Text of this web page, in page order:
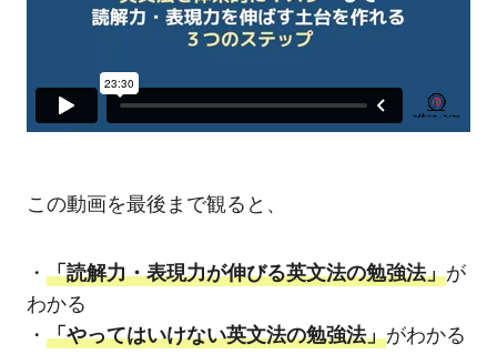
この動画を最後まで観ると、
・︎ 「読解力・表現力が伸びる英文法の勉強法」が
わかる
・ 「やってはいけない英文法の勉強法」がわかる